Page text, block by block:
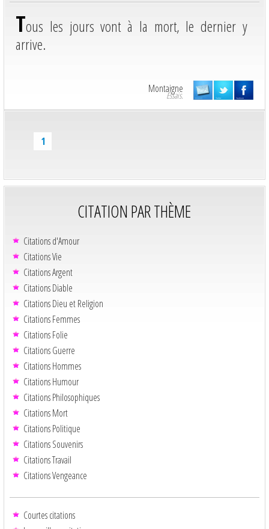
Tous les jours vont à la mort, le dernier y
arrive.
Montaigne
Essais.
1
CITATION PAR THÈME
Citations d'Amour
Citations Vie
Citations Argent
Citations Diable
Citations Dieu et Religion
Citations Femmes
Citations Folie
Citations Guerre
Citations Hommes
Citations Humour
Citations Philosophiques
Citations Mort
Citations Politique
Citations Souvenirs
Citations Travail
Citations Vengeance
Courtes citations